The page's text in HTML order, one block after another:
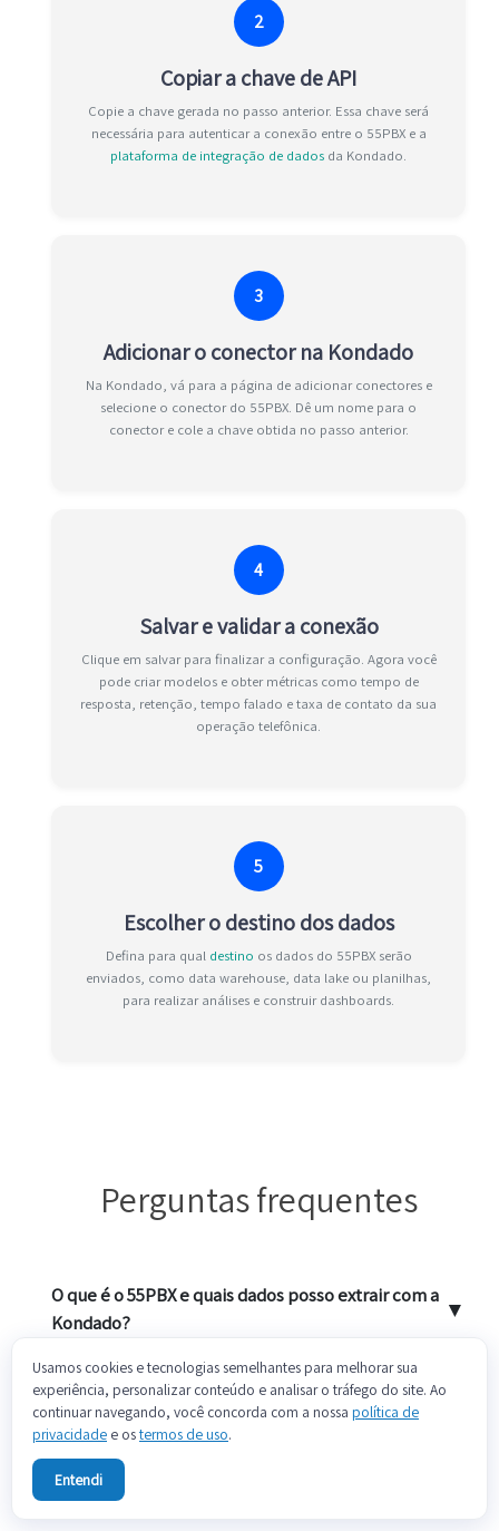
2
Copiar a chave de API
Copie a chave gerada no passo anterior. Essa chave será
necessária para autenticar a conexão entre o 55PBX e a
plataforma de integração de dados da Kondado.
3
Adicionar o conector na Kondado
Na Kondado, vá para a página de adicionar conectores e
selecione o conector do 55PBX. Dê um nome para o
conector e cole a chave obtida no passo anterior.
4
Salvar e validar a conexão
Clique em salvar para finalizar a configuração. Agora você
pode criar modelos e obter métricas como tempo de
resposta, retenção, tempo falado e taxa de contato da sua
operação telefônica.
5
Escolher o destino dos dados
Defina para qual destino os dados do 55PBX serão
enviados, como data warehouse, data lake ou planilhas,
para realizar análises e construir dashboards.
Perguntas frequentes
O que é o 55PBX e quais dados posso extrair com a
Kondado?
▼
Por que minhas integrações do 55PBX são
desabilitadas automaticamente?
▼
Como funciona a janela de leitura de dados do
conector 55PBX?
Usamos cookies e tecnologias semelhantes para melhorar sua
experiência, personalizar conteúdo e analisar o tráfego do site. Ao
continuar navegando, você concorda com a nossa política de
privacidade e ostermos de uso.
Entendi